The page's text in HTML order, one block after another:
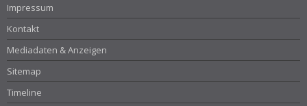
Impressum
Kontakt
Mediadaten & Anzeigen
Sitemap
Timeline